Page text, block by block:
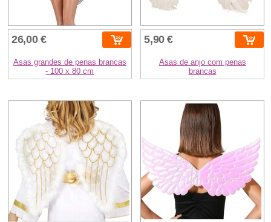
26,00 €
Asas grandes de penas brancas
- 100 x 80 cm
5,90 €
Asas de anjo com penas
brancas